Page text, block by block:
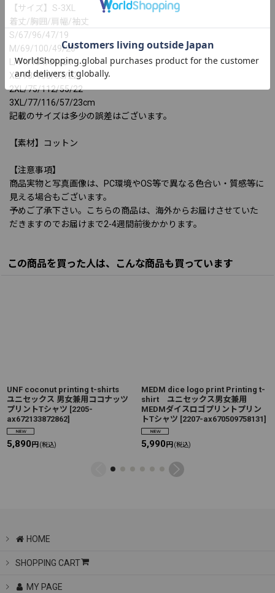
【サイズ】S-3XL
着丈/胸囲/肩幅/袖丈
S/67/96/47/19
M/69/100/49/20
L/71/104/51/21
XL/73/108/53/22
2XL/75/112/55/22
3XL/77/116/57/23cm
記載のサイズは多少の誤差はございます。
【素材】コットン
【注意事項】
商品実物と写真画像は、PC環境やOS等で異なる色合い・質感等に
見える場合もございます。
予めご了承下さい。こちらの商品は、海外からお届けさせていた
だきますのでお届けまで2-4週間前後かかります。
この商品を買った人は、こんな商品も買っています
UNF coconut printing t-shirts
ユニセックス 男女兼用ココナッツ
プリントTシャツ [2205-
ax672133872862]
5,890 円 (税込)
MEDM dice logo print Printing t-
shirt ユニセックス男女兼用
MEDMダイスロゴプリントプリン
トTシャツ [2207-ax670509758131]
5,990 円 (税込)
HOME
SHOPPING CART
MY PAGE